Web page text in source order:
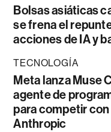
Bolsas asiáticas
se frena el
acciones de IA y
TECNOLOGÍA
Meta lanza Muse
agente de
para competir con
Anthropic